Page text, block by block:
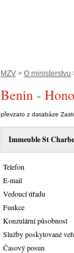
MZV > O ministerstvu
Benin -
převzato z databáze
Immeuble St
Telefon
E-mail
Vedoucí úřadu
Funkce
Konzulární působnost
Služby poskytované
Časový posun